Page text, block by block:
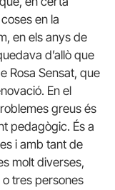
en la
en els anys de
d’allò que
Rosa Sensat, que
En el
greus és
pedagògic. És a
i amb tant de
molt diverses,
tres persones